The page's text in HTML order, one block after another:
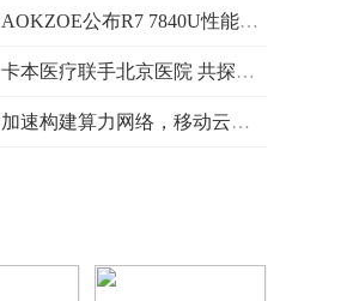
AOKZOE公布R7 7840U性能：单核1756分
卡本医疗联手北京医院 共探前列腺癌MDT精准诊疗
加速构建算力网络，移动云牢筑经济发展能力底座